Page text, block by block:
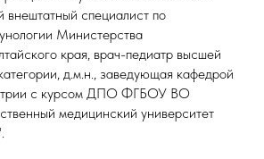
внештатный специалист по
Министерства
края, врач-педиатр высшей
д.м.н., заведующая кафедрой
с курсом ДПО ФГБОУ ВО
медицинский университет